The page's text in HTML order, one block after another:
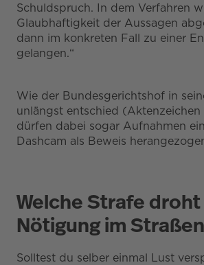
Schuldspruch. In dem Verfahren
Glaubhaftigkeit der Aussagen
dann im konkreten Fall zu einer
gelangen.“
Wie der Bundesgerichtshof in
unlängst entschied (Aktenzeichen
dürfen dabei sogar Aufnahmen
Dashcam als Beweis
Welche Strafe
Nötigung im
Solltest du selber einmal Lust